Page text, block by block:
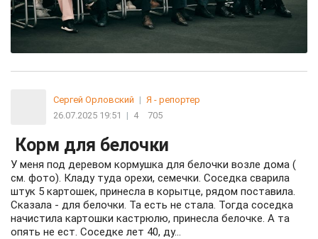
Сергей Орловский | Я - репортер
26.07.2025 19:51
| 4 705
Корм для белочки
У меня под деревом кормушка для белочки возле дома (
см. фото). Кладу туда орехи, семечки. Соседка сварила
штук 5 картошек, принесла в корытце, рядом поставила.
Сказала - для белочки. Та есть не стала. Тогда соседка
начистила картошки кастрюлю, принесла белочке. А та
опять не ест. Соседке лет 40, ду...